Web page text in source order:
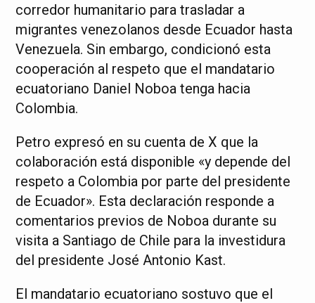
corredor humanitario para trasladar a
migrantes venezolanos desde Ecuador hasta
Venezuela. Sin embargo, condicionó esta
cooperación al respeto que el mandatario
ecuatoriano Daniel Noboa tenga hacia
Colombia.
Petro expresó en su cuenta de X que la
colaboración está disponible «y depende del
respeto a Colombia por parte del presidente
de Ecuador». Esta declaración responde a
comentarios previos de Noboa durante su
visita a Santiago de Chile para la investidura
del presidente José Antonio Kast.
El mandatario ecuatoriano sostuvo que el